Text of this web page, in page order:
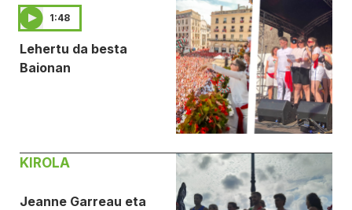
1:48
Lehertu da besta
Baionan
KIROLA
Jeanne Garreau eta